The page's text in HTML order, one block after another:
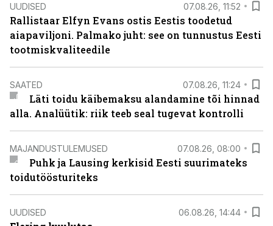
UUDISED 07.08.26, 11:52
Rallistaar Elfyn Evans ostis Eestis toodetud
aiapaviljoni. Palmako juht: see on tunnustus Eesti
tootmiskvaliteedile
SAATED 07.08.26, 11:24
Läti toidu käibemaksu alandamine tõi hinnad
alla. Analüütik: riik teeb seal tugevat kontrolli
MAJANDUSTULEMUSED 07.08.26, 08:00
Puhk ja Lausing kerkisid Eesti suurimateks
toidutöösturiteks
UUDISED 06.08.26, 14:44